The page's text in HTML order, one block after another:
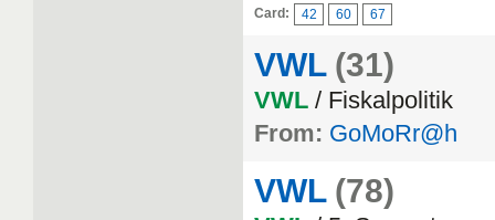
Card: 42 60 67
VWL (31)
VWL / Fiskalpolitik
From: GoMoRr@h
VWL (78)